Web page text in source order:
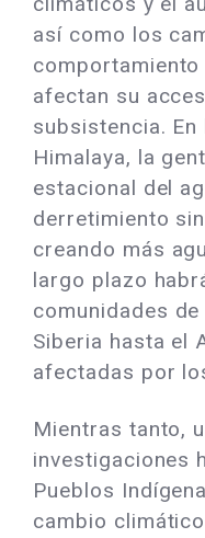
así como los
afectan su
subsistencia.
Himalaya, la
estacional del
derretimiento
creando más
largo plazo
comunidades
Siberia hasta el
afectadas por
Mientras tanto,
investigaciones
Pueblos
cambio